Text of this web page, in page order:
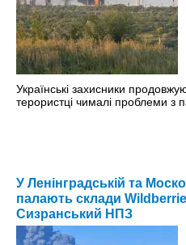
Українські захисники
терористці чималі проблеми з
У Ленінградській та
палають склади
Сизранський НПЗ